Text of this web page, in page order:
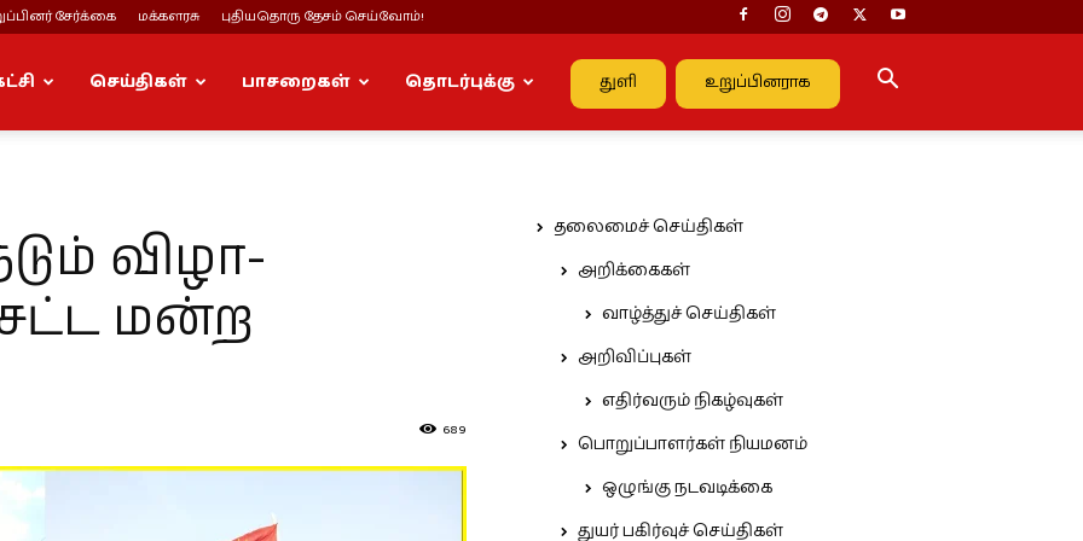
சேர்க்கை மக்களரசு புதியதொரு தேசம் செய்வோம்!
துளி உறுப்பினராக
செய்திகள் பாசறைகள் தொடர்புக்கு
விழா-
சட்ட மன்ற
689
தலைமைச் செய்திகள்
அறிக்கைகள்
வாழ்த்துச் செய்திகள்
அறிவிப்புகள்
எதிர்வரும் நிகழ்வுகள்
பொறுப்பாளர்கள் நியமனம்
ஒழுங்கு நடவடிக்கை
துயர் பகிர்வுச் செய்திகள்